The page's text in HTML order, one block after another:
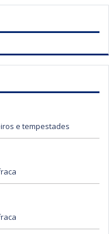
e tempestades